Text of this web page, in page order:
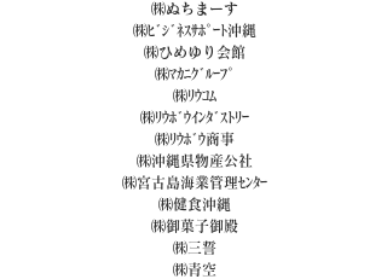
㈱ぬちまーす
㈱ﾋﾞｼﾞﾈｽｻﾎﾟｰﾄ沖縄
㈱ひめゆり会館
㈱ﾏｶﾆｸﾞﾙｰﾌﾟ
㈱ﾘｳｺﾑ
㈱ﾘｳﾎﾞｳｲﾝﾀﾞｽﾄﾘｰ
㈱ﾘｳﾎﾞｳ商事
㈱沖縄県物産公社
㈱宮古島海業管理ｾﾝﾀｰ
㈱健食沖縄
㈱御菓子御殿
㈱三誓
㈱青空